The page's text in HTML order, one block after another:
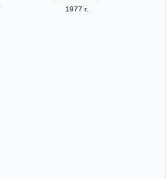
1977 г.